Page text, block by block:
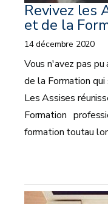
Revivez les
et de la
14 décembre 2020
Vous n'avez pas
de la Formation
Les Assises
Formation
formation toutau